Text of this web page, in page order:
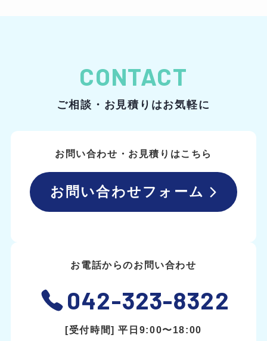
CONTACT
ご相談・お見積りはお気軽に
お問い合わせ・お見積りはこちら
お問い合わせフォーム
お電話からのお問い合わせ
042-323-8322
[受付時間] 平日9:00〜18:00